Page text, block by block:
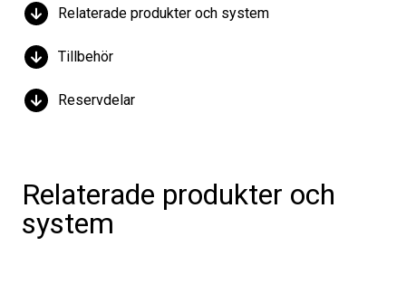
Relaterade produkter och system
Tillbehör
Reservdelar
Relaterade produkter och
system